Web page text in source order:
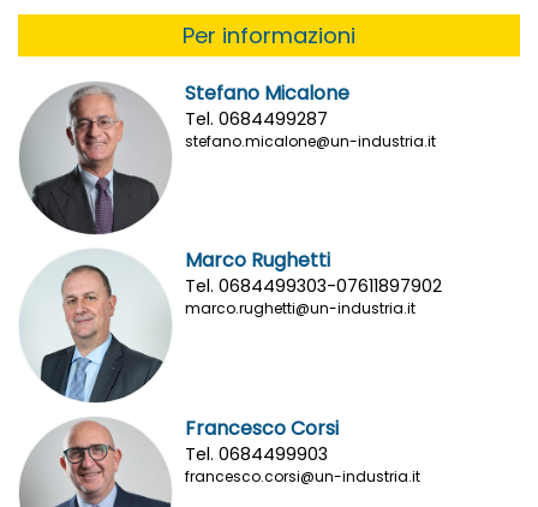
Per informazioni
Stefano Micalone
Tel. 0684499287
stefano.micalone@un-industria.it
Marco Rughetti
Tel. 0684499303-07611897902
marco.rughetti@un-industria.it
Francesco Corsi
Tel. 0684499903
francesco.corsi@un-industria.it